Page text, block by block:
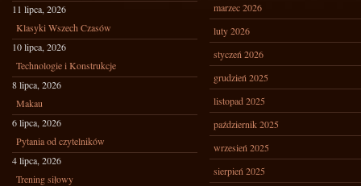
11 lipca, 2026
Klasyki Wszech Czasów
10 lipca, 2026
Technologie i Konstrukcje
8 lipca, 2026
Makau
6 lipca, 2026
Pytania od czytelników
4 lipca, 2026
Trening siłowy
marzec 2026
luty 2026
styczeń 2026
grudzień 2025
listopad 2025
październik 2025
wrzesień 2025
sierpień 2025